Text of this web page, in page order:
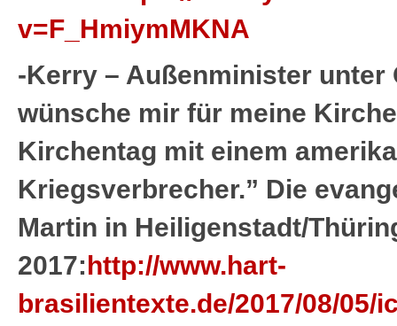
v=F_HmiymMKNA
-Kerry – Außenminister unter
wünsche mir für meine
Kirchentag mit einem
Kriegsverbrecher.” Die
Martin in Heiligenstadt/
2017: http://www.hart-
brasilientexte.de/2017/08/05/